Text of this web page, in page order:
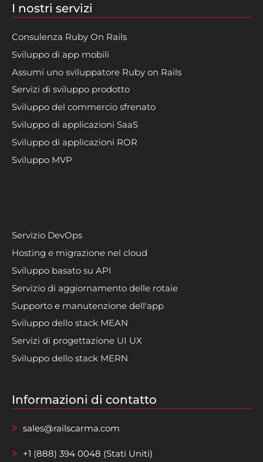
I nostri servizi
Consulenza Ruby On Rails
Sviluppo di app mobili
Assumi uno sviluppatore Ruby on Rails
Servizi di sviluppo prodotto
Sviluppo del commercio sfrenato
Sviluppo di applicazioni SaaS
Sviluppo di applicazioni ROR
Sviluppo MVP
Servizio DevOps
Hosting e migrazione nel cloud
Sviluppo basato su API
Servizio di aggiornamento delle rotaie
Supporto e manutenzione dell'app
Sviluppo dello stack MEAN
Servizi di progettazione UI UX
Sviluppo dello stack MERN
Informazioni di contatto
sales@railscarma.com
+1 (888) 394 0048 (Stati Uniti)